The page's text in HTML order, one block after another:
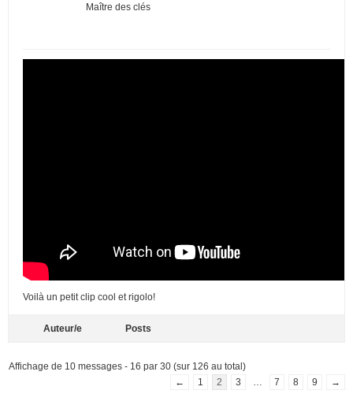
Maître des clés
Voilà un petit clip cool et rigolo!
Auteur/e Posts
Affichage de 10 messages - 16 par 30 (sur 126 au total)
←
1 2 3 7 8 9 →